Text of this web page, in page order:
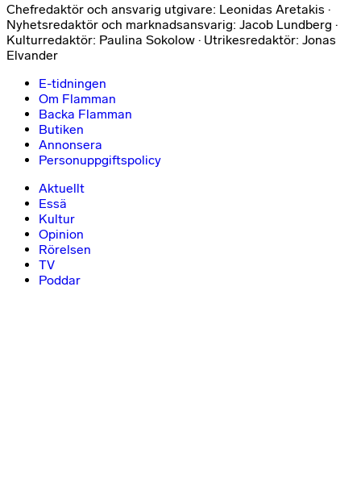
Chefredaktör och ansvarig utgivare: Leonidas Aretakis ·
Nyhetsredaktör och marknadsansvarig: Jacob Lundberg ·
Kulturredaktör: Paulina Sokolow · Utrikesredaktör: Jonas
Elvander
E-tidningen
Om Flamman
Backa Flamman
Butiken
Annonsera
Personuppgiftspolicy
Aktuellt
Essä
Kultur
Opinion
Rörelsen
TV
Poddar